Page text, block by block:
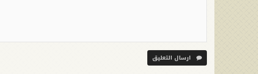
ارسال التعليق